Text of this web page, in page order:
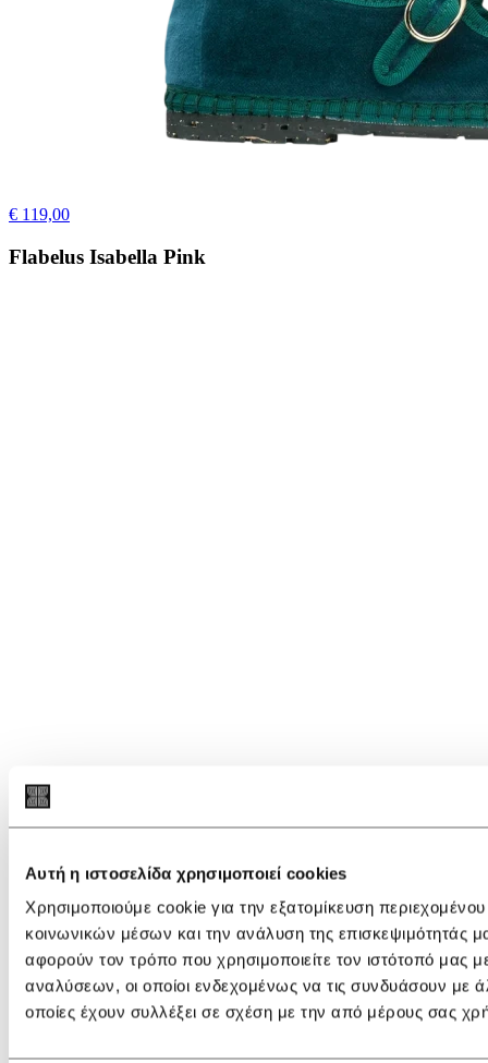
Αυτή η ιστοσελίδα χρησιμοποιεί cookies
Χρησιμοποιούμε cookie για την εξατομίκευση
κοινωνικών μέσων και την ανάλυση της επισκεψιμότητάς
αφορούν τον τρόπο που χρησιμοποιείτε τον ιστότοπό μας
αναλύσεων, οι οποίοι ενδεχομένως να τις συνδυάσουν με
οποίες έχουν συλλέξει σε σχέση με την από μέρους σας
€ 119,00
Flabelus Isabella Pink